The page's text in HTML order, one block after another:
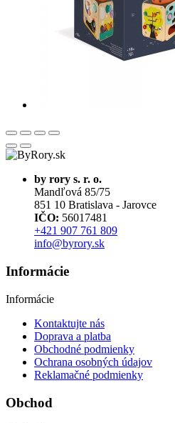
by rory s. r. o.
Mandľová 85/75
851 10 Bratislava - Jarovce
IČO: 56017481
+421 907 761 809
info@byrory.sk
Informácie
Informácie
Kontaktujte nás
Doprava a platba
Obchodné podmienky
Ochrana osobných údajov
Reklamačné podmienky
Obchod